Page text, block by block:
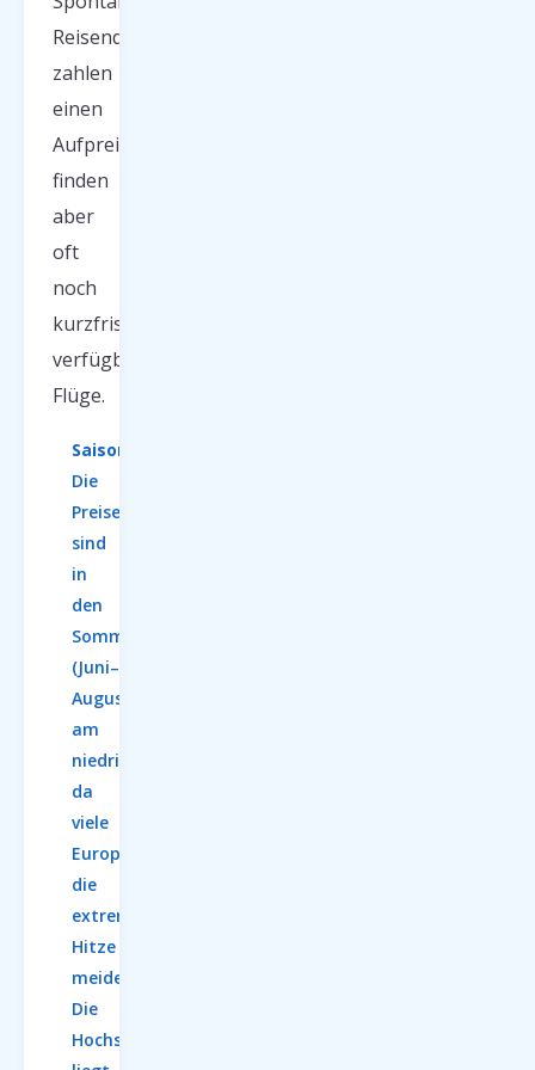
Reisende
zahlen
einen
Aufpreis,
finden
aber
oft
noch
kurzfristig
verfügbare
Flüge.
Saisontipps:
Die
Preise
sind
in
den
Sommermonaten
(Juni–
August)
am
niedrigsten,
da
viele
Europäer
die
extreme
Hitze
meiden.
Die
Hochsaison